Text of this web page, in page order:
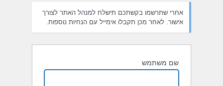
אחרי שתרשמו בקשתכם תישלח למנהל האתר לצורך
אישור. לאחר מכן תקבלו אימייל עם הנחיות נוספות.
שם משתמש